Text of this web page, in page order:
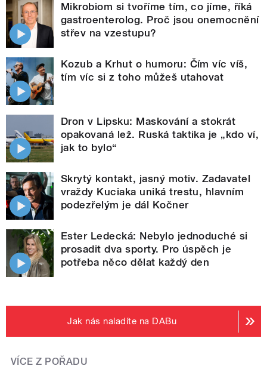
Mikrobiom si tvoříme tím, co jíme, říká
gastroenterolog. Proč jsou onemocnění
střev na vzestupu?
Kozub a Krhut o humoru: Čím víc víš,
tím víc si z toho můžeš utahovat
Dron v Lipsku: Maskování a stokrát
opakovaná lež. Ruská taktika je „kdo ví,
jak to bylo“
Skrytý kontakt, jasný motiv. Zadavatel
vraždy Kuciaka uniká trestu, hlavním
podezřelým je dál Kočner
Ester Ledecká: Nebylo jednoduché si
prosadit dva sporty. Pro úspěch je
potřeba něco dělat každý den
Jak nás naladíte na DABu
VÍCE Z POŘADU